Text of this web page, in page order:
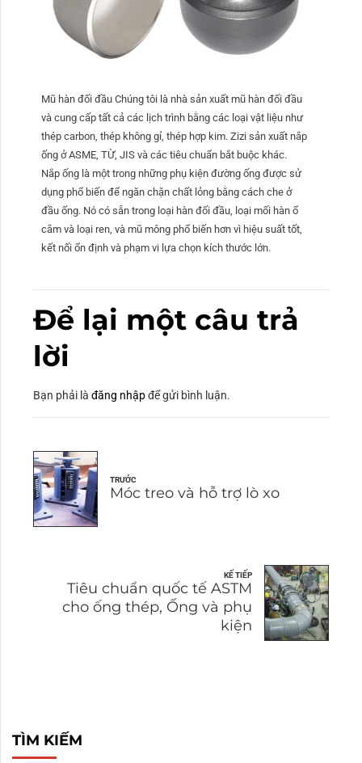
Mũ hàn đối đầu Chúng tôi là nhà sản xuất mũ hàn đối đầu
và cung cấp tất cả các lịch trình bằng các loại vật liệu như
thép carbon, thép không gỉ, thép hợp kim. Zizi sản xuất nắp
ống ở ASME, TỪ, JIS và các tiêu chuẩn bắt buộc khác.
Nắp ống là một trong những phụ kiện đường ống được sử
dụng phổ biến để ngăn chặn chất lỏng bằng cách che ở
đầu ống. Nó có sẵn trong loại hàn đối đầu, loại mối hàn ổ
cắm và loại ren, và mũ mông phổ biến hơn vì hiệu suất tốt,
kết nối ổn định và phạm vi lựa chọn kích thước lớn.
Để lại một câu trả
lời
Bạn phải làđăng nhậpđể gửi bình luận.
TRƯỚC
Móc treo và hỗ trợ lò xo
KẾ TIẾP
Tiêu chuẩn quốc tế ASTM
cho ống thép, Ống và phụ
kiện
TÌM KIẾM